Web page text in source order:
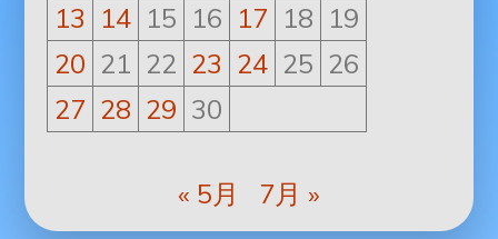
13 14 15 16 17 18 19
20 21 22 23 24 25 26
27 28 29 30
« 5月 7月 »